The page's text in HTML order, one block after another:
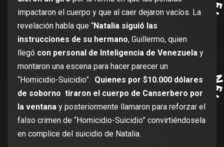
impactaron el cuerpo y que al caer dejaron vacíos. La
revelación habla que “Natalia siguió las
instrucciones de su hermano, Guillermo, quien
llegó con personal de Inteligencia de Venezuela y
montaron una escena para hacer parecer un
“Homicidio-Suicidio”. Quienes por $10.000 dólares
de soborno tiraron el cuerpo de Canserbero por
la ventana y posteriormente llamaron para reforzar el
falso crimen de “Homicidio-Suicidio” convirtiéndosela
en complice del suicidio de Natalia.